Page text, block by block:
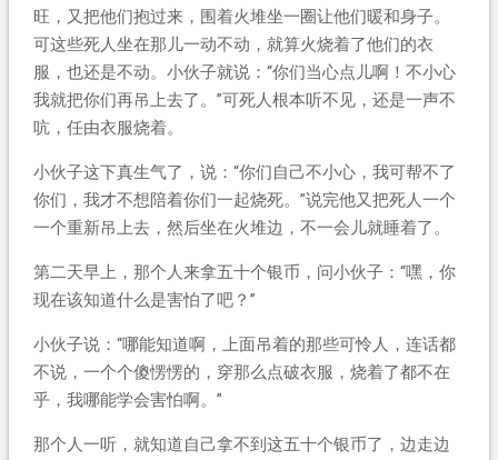
旺，又把他们抱过来，围着火堆坐一圈让他们暖和身子。
可这些死人坐在那儿一动不动，就算火烧着了他们的衣
服，也还是不动。小伙子就说：“你们当心点儿啊！不小心
我就把你们再吊上去了。”可死人根本听不见，还是一声不
吭，任由衣服烧着。
小伙子这下真生气了，说：“你们自己不小心，我可帮不了
你们，我才不想陪着你们一起烧死。”说完他又把死人一个
一个重新吊上去，然后坐在火堆边，不一会儿就睡着了。
第二天早上，那个人来拿五十个银币，问小伙子：“嘿，你
现在该知道什么是害怕了吧？”
小伙子说：“哪能知道啊，上面吊着的那些可怜人，连话都
不说，一个个傻愣愣的，穿那么点破衣服，烧着了都不在
乎，我哪能学会害怕啊。”
那个人一听，就知道自己拿不到这五十个银币了，边走边